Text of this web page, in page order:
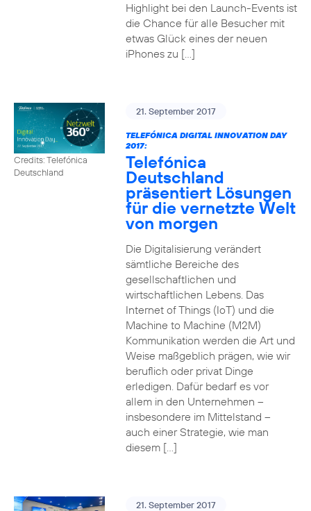
Highlight bei den Launch-Events ist
die Chance für alle Besucher mit
etwas Glück eines der neuen
iPhones zu […]
Credits: Telefónica
Deutschland
21. September 2017
TELEFÓNICA DIGITAL INNOVATION DAY
2017:
Telefónica
Deutschland
präsentiert Lösungen
für die vernetzte Welt
von morgen
Die Digitalisierung verändert
sämtliche Bereiche des
gesellschaftlichen und
wirtschaftlichen Lebens. Das
Internet of Things (IoT) und die
Machine to Machine (M2M)
Kommunikation werden die Art und
Weise maßgeblich prägen, wie wir
beruflich oder privat Dinge
erledigen. Dafür bedarf es vor
allem in den Unternehmen –
insbesondere im Mittelstand –
auch einer Strategie, wie man
diesem […]
21. September 2017